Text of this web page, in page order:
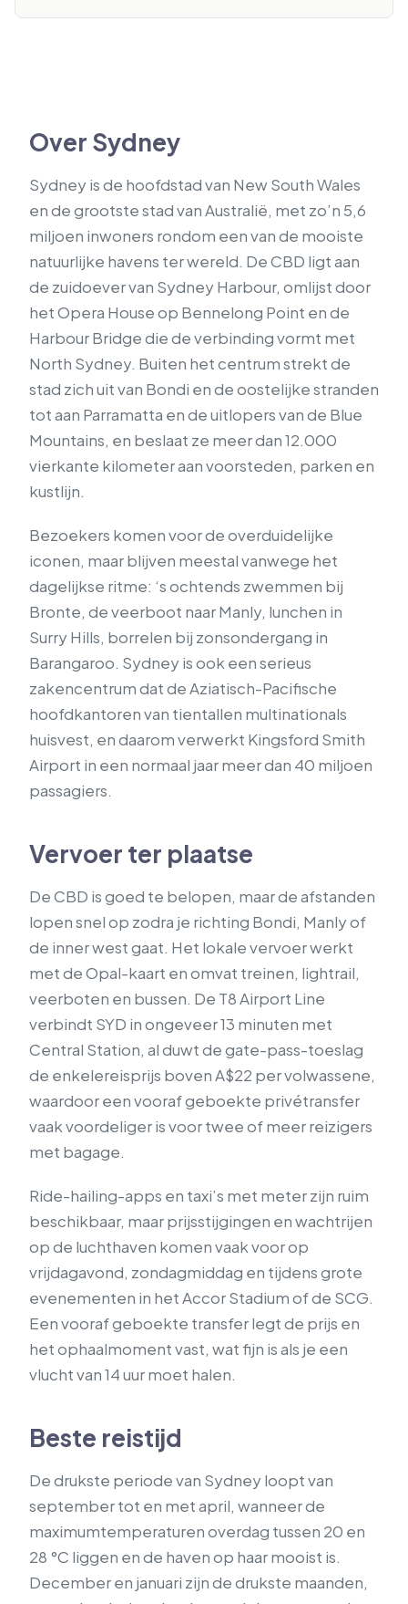
Over Sydney
Sydney is de hoofdstad van New South Wales
en de grootste stad van Australië, met zo’n 5,6
miljoen inwoners rondom een van de mooiste
natuurlijke havens ter wereld. De CBD ligt aan
de zuidoever van Sydney Harbour, omlijst door
het Opera House op Bennelong Point en de
Harbour Bridge die de verbinding vormt met
North Sydney. Buiten het centrum strekt de
stad zich uit van Bondi en de oostelijke stranden
tot aan Parramatta en de uitlopers van de Blue
Mountains, en beslaat ze meer dan 12.000
vierkante kilometer aan voorsteden, parken en
kustlijn.
Bezoekers komen voor de overduidelijke
iconen, maar blijven meestal vanwege het
dagelijkse ritme: ‘s ochtends zwemmen bij
Bronte, de veerboot naar Manly, lunchen in
Surry Hills, borrelen bij zonsondergang in
Barangaroo. Sydney is ook een serieus
zakencentrum dat de Aziatisch-Pacifische
hoofdkantoren van tientallen multinationals
huisvest, en daarom verwerkt Kingsford Smith
Airport in een normaal jaar meer dan 40 miljoen
passagiers.
Vervoer ter plaatse
De CBD is goed te belopen, maar de afstanden
lopen snel op zodra je richting Bondi, Manly of
de inner west gaat. Het lokale vervoer werkt
met de Opal-kaart en omvat treinen, lightrail,
veerboten en bussen. De T8 Airport Line
verbindt SYD in ongeveer 13 minuten met
Central Station, al duwt de gate-pass-toeslag
de enkelereisprijs boven A$22 per volwassene,
waardoor een vooraf geboekte privétransfer
vaak voordeliger is voor twee of meer reizigers
met bagage.
Ride-hailing-apps en taxi’s met meter zijn ruim
beschikbaar, maar prijsstijgingen en wachtrijen
op de luchthaven komen vaak voor op
vrijdagavond, zondagmiddag en tijdens grote
evenementen in het Accor Stadium of de SCG.
Een vooraf geboekte transfer legt de prijs en
het ophaalmoment vast, wat fijn is als je een
vlucht van 14 uur moet halen.
Beste reistijd
De drukste periode van Sydney loopt van
september tot en met april, wanneer de
maximumtemperaturen overdag tussen 20 en
28 °C liggen en de haven op haar mooist is.
December en januari zijn de drukste maanden,